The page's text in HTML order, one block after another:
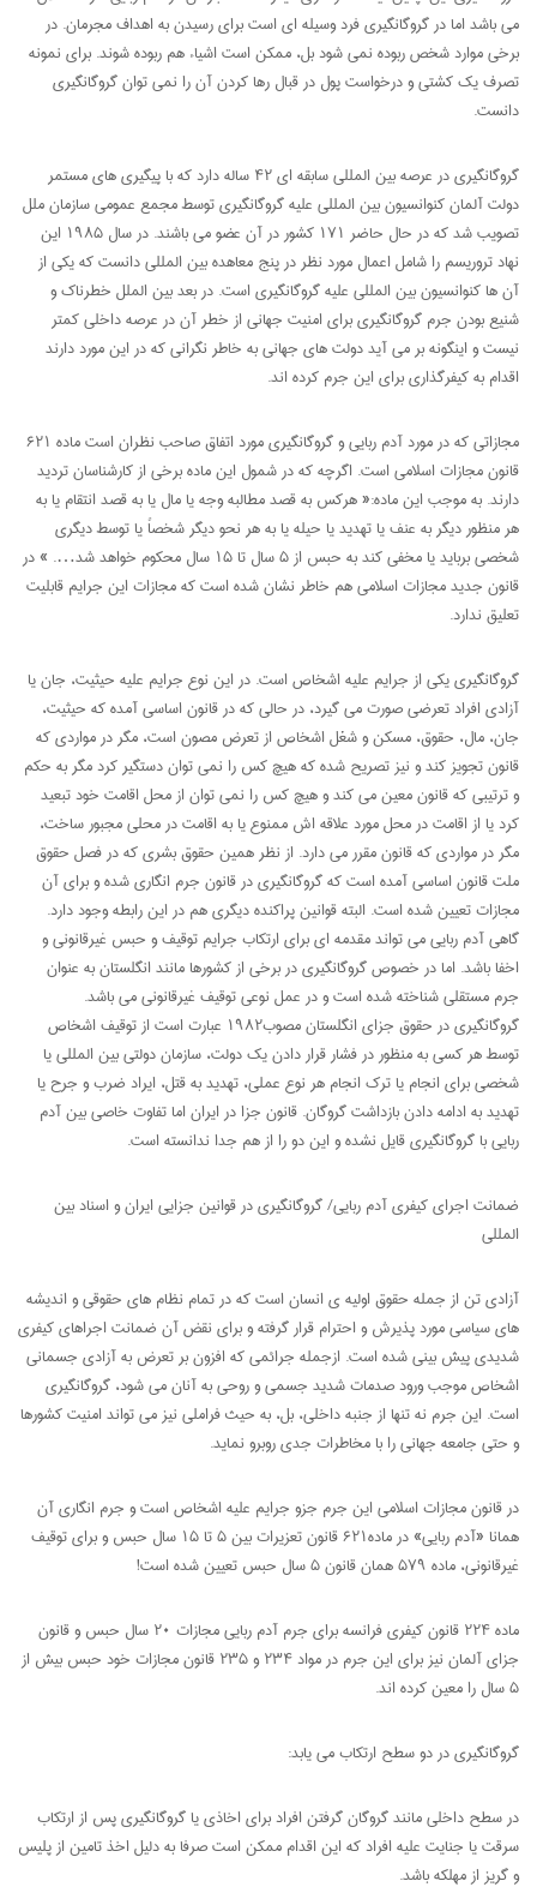
می باشد اما در گروگانگیری فرد وسیله ای است برای رسیدن به اهداف مجرمان. در
برخی موارد شخص ربوده نمی شود بل، ممکن است اشیاء هم ربوده شوند. برای نمونه
تصرف یک کشتی و درخواست پول در قبال رها کردن آن را نمی توان گروگانگیری
دانست.
گروگانگیری در عرصه بین المللی سابقه ای ۴۲ ساله دارد که با پیگیری های مستمر
دولت آلمان کنوانسیون بین المللی علیه گروگانگیری توسط مجمع عمومی سازمان ملل
تصویب شد که در حال حاضر ۱۷۱ کشور در آن عضو می باشند. در سال ۱۹۸۵ این
نهاد تروریسم را شامل اعمال مورد نظر در پنج معاهده بین المللی دانست که یکی از
آن ها کنوانسیون بین المللی علیه گروگانگیری است. در بعد بین الملل خطرناک و
شنیع بودن جرم گروگانگیری برای امنیت جهانی از خطر آن در عرصه داخلی کمتر
نیست و اینگونه بر می آید دولت های جهانی به خاطر نگرانی که در این مورد دارند
اقدام به کیفرگذاری برای این جرم کرده اند.
مجازاتی که در مورد آدم ربایی و گروگانگیری مورد اتفاق صاحب نظران است ماده ۶۲۱
قانون مجازات اسلامی است. اگرچه که در شمول این ماده برخی از کارشناسان تردید
دارند. به موجب این ماده:« هرکس به قصد مطالبه وجه یا مال یا به قصد انتقام یا به
هر منظور دیگر به عنف یا تهدید یا حیله یا به هر نحو دیگر شخصاً یا توسط دیگری
شخصی برباید یا مخفی کند به حبس از ۵ سال تا ۱۵ سال محکوم خواهد شد…. » در
قانون جدید مجازات اسلامی هم خاطر نشان شده است که مجازات این جرایم قابلیت
تعلیق ندارد.
گروگانگیری یکی از جرایم علیه اشخاص است. در این نوع جرایم علیه حیثیت، جان یا
آزادی افراد تعرضی صورت می گیرد، در حالی که در قانون اساسی آمده که حیثیت،
جان، مال، حقوق، مسکن و شغل اشخاص از تعرض مصون است، مگر در مواردی که
قانون تجویز کند و نیز تصریح شده که هیچ کس را نمی توان دستگیر کرد مگر به حکم
و ترتیبی که قانون معین می کند و هیچ کس را نمی توان از محل اقامت خود تبعید
کرد یا از اقامت در محل مورد علاقه اش ممنوع یا به اقامت در محلی مجبور ساخت،
مگر در مواردی که قانون مقرر می دارد. از نظر همین حقوق بشری که در فصل حقوق
ملت قانون اساسی آمده است که گروگانگیری در قانون جرم انگاری شده و برای آن
مجازات تعیین شده است. البته قوانین پراکنده دیگری هم در این رابطه وجود دارد.
گاهی آدم ربایی می تواند مقدمه ای برای ارتکاب جرایم توقیف و حبس غیرقانونی و
اخفا باشد. اما در خصوص گروگانگیری در برخی از کشورها مانند انگلستان به عنوان
جرم مستقلی شناخته شده است و در عمل نوعی توقیف غیرقانونی می باشد.
گروگانگیری در حقوق جزای انگلستان مصوب۱۹۸۲ عبارت است از توقیف اشخاص
توسط هر کسی به منظور در فشار قرار دادن یک دولت، سازمان دولتی بین المللی یا
شخصی برای انجام یا ترک انجام هر نوع عملی، تهدید به قتل، ایراد ضرب و جرح یا
تهدید به ادامه دادن بازداشت گروگان. قانون جزا در ایران اما تفاوت خاصی بین آدم
ربایی با گروگانگیری قایل نشده و این دو را از هم جدا ندانسته است.
ضمانت اجرای کیفری آدم ربایی/ گروگانگیری در قوانین جزایی ایران و اسناد بین
المللی
آزادی تن از جمله حقوق اولیه ی انسان است که در تمام نظام های حقوقی و اندیشه
های سیاسی مورد پذیرش و احترام قرار گرفته و برای نقض آن ضمانت اجراهای کیفری
شدیدی پیش بینی شده است. ازجمله جرائمی که افزون بر تعرض به آزادی جسمانی
اشخاص موجب ورود صدمات شدید جسمی و روحی به آنان می شود، گروگانگیری
است. این جرم نه تنها از جنبه داخلی، بل، به حیث فراملی نیز می تواند امنیت کشورها
و حتی جامعه جهانی را با مخاطرات جدی روبرو نماید.
در قانون مجازات اسلامی این جرم جزو جرایم علیه اشخاص است و جرم انگاری آن
همانا «آدم ربایی» در ماده۶۲۱ قانون تعزیرات بین ۵ تا ۱۵ سال حبس و برای توقیف
غیرقانونی، ماده ۵۷۹ همان قانون ۵ سال حبس تعیین شده است!
ماده ۲۲۴ قانون کیفری فرانسه برای جرم آدم ربایی مجازات ۲۰ سال حبس و قانون
جزای آلمان نیز برای این جرم در مواد ۲۳۴ و ۲۳۵ قانون مجازات خود حبس بیش از
۵ سال را معین کرده اند.
گروگانگیری در دو سطح ارتکاب می یابد:
در سطح داخلی مانند گروگان گرفتن افراد برای اخاذی یا گروگانگیری پس از ارتکاب
سرقت یا جنایت علیه افراد که این اقدام ممکن است صرفا به دلیل اخذ تامین از پلیس
و گریز از مهلکه باشد.